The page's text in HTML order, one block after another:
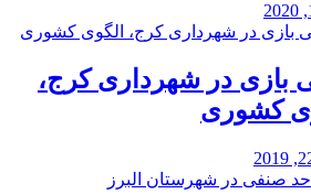
بازی در شهرداری کرج،
کشوری